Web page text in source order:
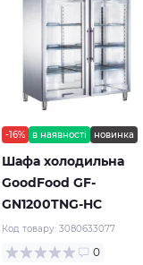
-16% в наявності новинка
Шафа холодильна
GoodFood GF-
GN1200TNG-HC
Код товару: 3080633077
0